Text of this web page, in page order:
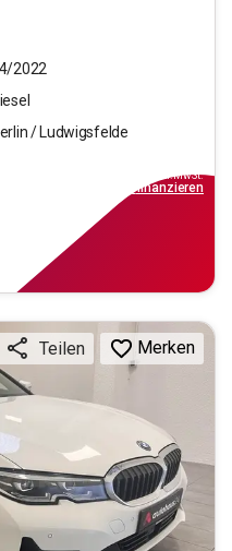
2022
/ Ludwigsfelde
inkl.MwSt.
finanzieren
Teilen Merken